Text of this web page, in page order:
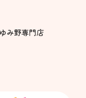
み野専門店